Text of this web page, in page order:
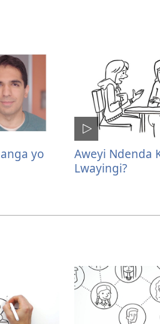
yo
Aweyi Ndenda
Lwayingi?